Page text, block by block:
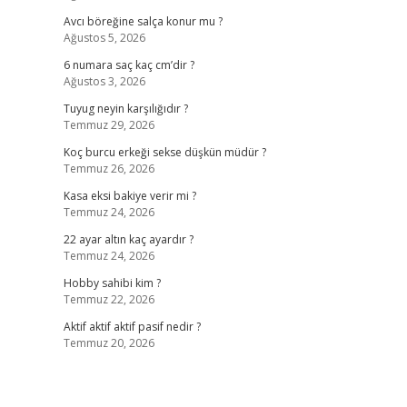
Avcı böreğine salça konur mu ?
Ağustos 5, 2026
6 numara saç kaç cm’dir ?
Ağustos 3, 2026
Tuyug neyin karşılığıdır ?
Temmuz 29, 2026
Koç burcu erkeği sekse düşkün müdür ?
Temmuz 26, 2026
Kasa eksi bakiye verir mi ?
Temmuz 24, 2026
22 ayar altın kaç ayardır ?
Temmuz 24, 2026
Hobby sahibi kim ?
Temmuz 22, 2026
Aktif aktif aktif pasif nedir ?
Temmuz 20, 2026